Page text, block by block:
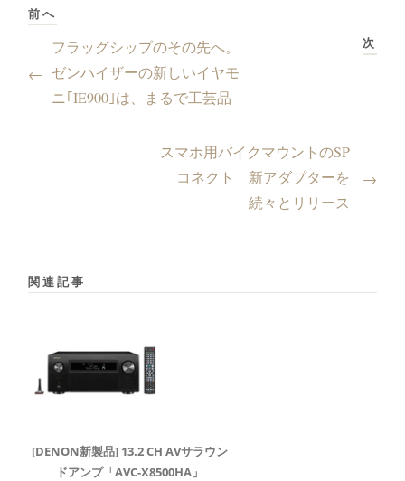
前へ
←
フラッグシップのその先へ。
ゼンハイザーの新しいイヤモ
ニ｢IE900｣は、まるで工芸品
次
スマホ用バイクマウントのSP
コネクト 新アダプターを
続々とリリース
→
関連記事
[DENON新製品] 13.2 CH AVサラウン
ドアンプ「AVC-X8500HA」